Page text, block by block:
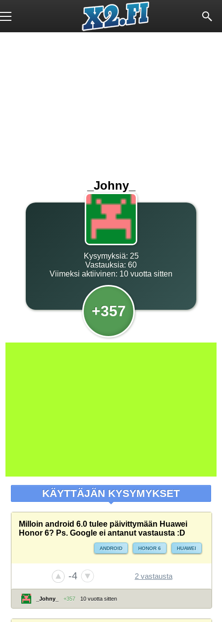
_Johny_
Kysymyksiä: 25
Vastauksia: 60
Viimeksi aktiivinen: 10 vuotta sitten
+357
KÄYTTÄJÄN KYSYMYKSET
Milloin android 6.0 tulee päivittymään Huawei
Honor 6? Ps. Google ei antanut vastausta :D
ANDROID HONOR 6 HUAWEI
-4 2 vastausta
_Johny_ +357 10 vuotta sitten